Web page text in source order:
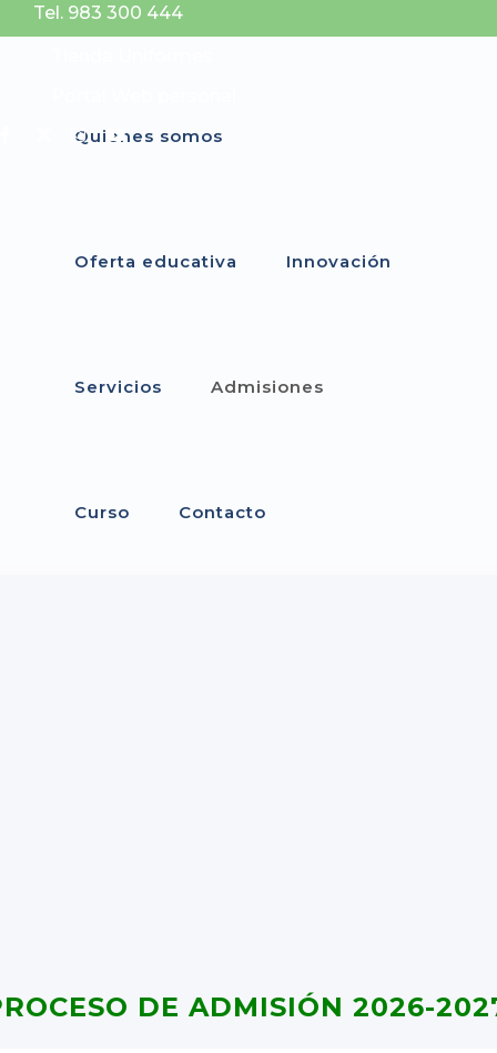
Tel. 983 300 444
Quiénes somos
Oferta educativa Innovación
Servicios Admisiones
Curso Contacto
DE ADMISIÓN 2026-